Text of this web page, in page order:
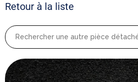
Retour à la liste